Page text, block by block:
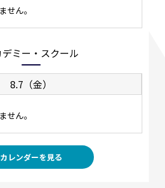
せん。
デミー・スクール
8.7（金）
せん。
カレンダーを見る